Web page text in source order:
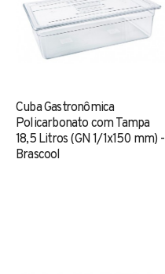
Cuba Gastronômica
Policarbonato com Tampa
18,5 Litros (GN 1/1x150 mm) -
Brascool